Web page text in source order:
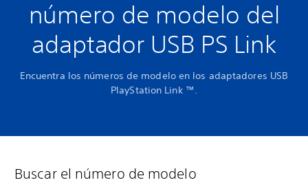
número de modelo del
adaptador USB PS Link
Encuentra los números de modelo en los adaptadores USB
PlayStation Link ™.
Buscar el número de modelo